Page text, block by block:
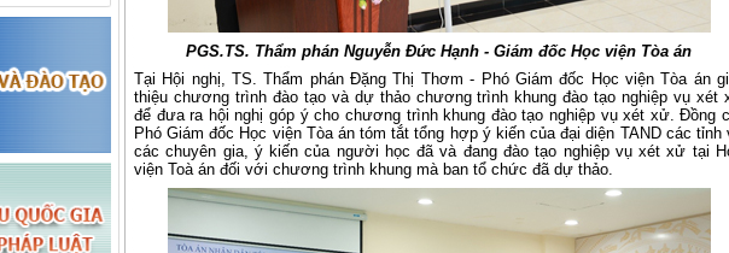
PGS.TS. Thẩm phán Nguyễn Đức Hạnh - Giám đốc Học viện Tòa án
Tại Hội nghị,TS. Thẩm phán Đặng Thị Thơm - Phó Giám đốc Học viện Tòa án
thiệu chương trình đào tạo và dự thảo chương trình khung đào tạo nghiệp vụ xét
để đưa ra hội nghị góp ý cho chương trình khung đào tạo nghiệp vụ xét xử. Đồng
Phó Giám đốc Học viện Tòa án tóm tắt tổng hợp ý kiến của đại diện TAND các tỉnh
các chuyên gia, ý kiến của người học đã và đang đào tạo nghiệp vụ xét xử tại
viện Toà án đối với chương trình khung mà ban tổ chức đã dự thảo.